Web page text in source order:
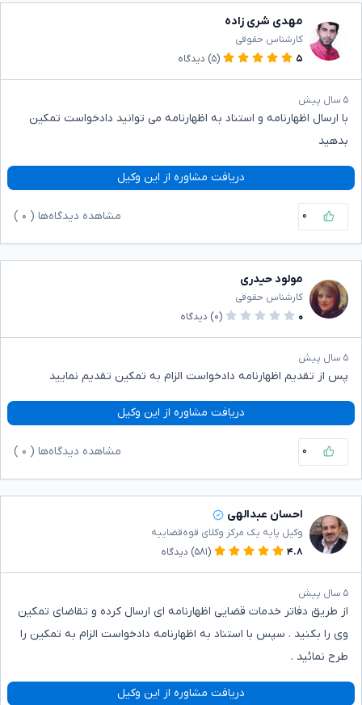
مهدی شری زاده
کارشناس حقوقی
۵
(۵) دیدگاه
۵ سال پیش
با ارسال اظهارنامه و استناد به اظهارنامه می توانید دادخواست تمکین
بدهید
دریافت مشاوره از این وکیل
۰ مشاهده دیدگاه‌ها ( ۰
مولود حیدری
کارشناس حقوقی
۰
(۰) دیدگاه
۵ سال پیش
پس از تقدیم اظهارنامه دادخواست الزام به تمکین تقدیم نمایید
دریافت مشاوره از این وکیل
۰ مشاهده دیدگاه‌ها ( ۰
احسان عبدالهی
وکیل پایه یک مرکز وکلای قوه‌قضاییه
۴.۸
(۵۸۱) دیدگاه
۵ سال پیش
از طریق دفاتر خدمات قضایی اظهارنامه ای ارسال کرده و تقاضای تمکین
وی را بکنید . سپس با استناد به اظهارنامه دادخواست الزام به تمکین را
طرح نمائید .
دریافت مشاوره از این وکیل